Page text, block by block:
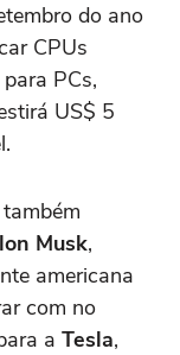
do ano
CPUs
PCs,
US$ 5
Musk,
americana
com no
a Tesla,